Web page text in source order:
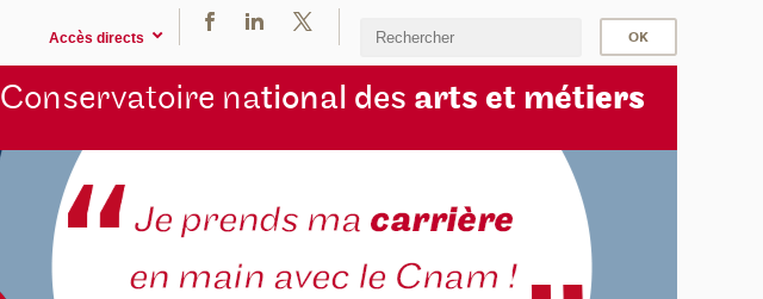
Accès directs
Conservatoire national des arts et métiers